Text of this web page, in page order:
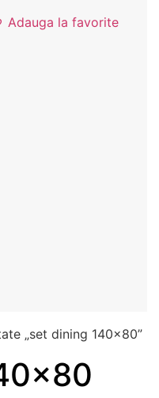
9.069 lei.
Adauga la favorite
„set dining 140x80”